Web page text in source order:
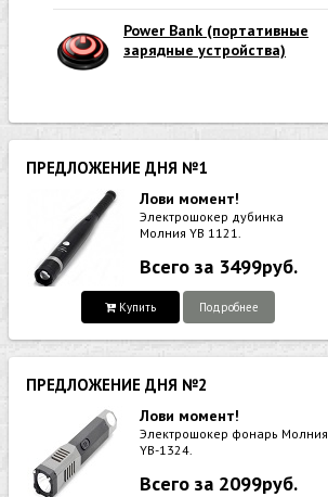
Power Bank (портативные
зарядные устройства)
ПРЕДЛОЖЕНИЕ ДНЯ №1
Лови момент!
Электрошокер дубинка
Молния YB 1121.
Всего за 3499руб.
Купить Подробнее
ПРЕДЛОЖЕНИЕ ДНЯ №2
Лови момент!
Электрошокер фонарь Молния
YB-1324.
Всего за 2099руб.